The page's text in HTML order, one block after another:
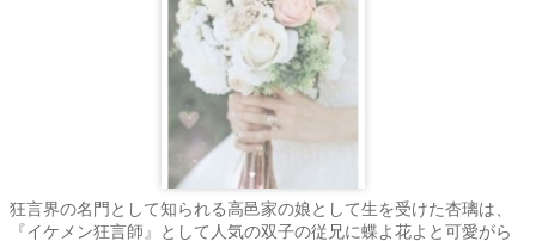
狂言界の名門として知られる高邑家の娘として生を受けた杏璃は、
『イケメン狂言師』として人気の双子の従兄に蝶よ花よと可愛がら